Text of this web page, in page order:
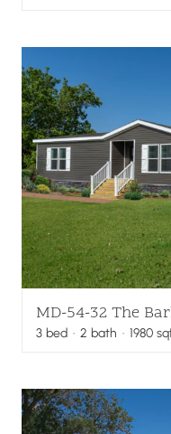
MD-54-32 The
3 bed · 2 bath · 1980